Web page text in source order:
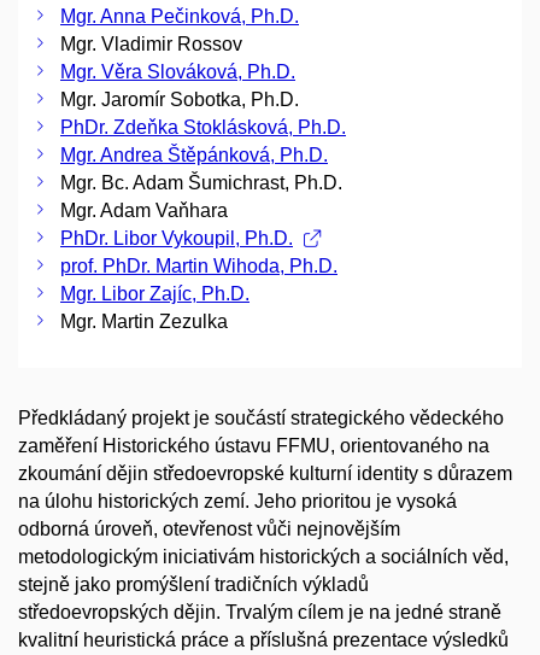
Mgr. Anna Pečinková, Ph.D.
Mgr. Vladimir Rossov
Mgr. Věra Slováková, Ph.D.
Mgr. Jaromír Sobotka, Ph.D.
PhDr. Zdeňka Stoklásková, Ph.D.
Mgr. Andrea Štěpánková, Ph.D.
Mgr. Bc. Adam Šumichrast, Ph.D.
Mgr. Adam Vaňhara
PhDr. Libor Vykoupil, Ph.D.
prof. PhDr. Martin Wihoda, Ph.D.
Mgr. Libor Zajíc, Ph.D.
Mgr. Martin Zezulka
Předkládaný projekt je součástí strategického vědeckého
zaměření Historického ústavu FFMU, orientovaného na
zkoumání dějin středoevropské kulturní identity s důrazem
na úlohu historických zemí. Jeho prioritou je vysoká
odborná úroveň, otevřenost vůči nejnovějším
metodologickým iniciativám historických a sociálních věd,
stejně jako promýšlení tradičních výkladů
středoevropských dějin. Trvalým cílem je na jedné straně
kvalitní heuristická práce a příslušná prezentace výsledků